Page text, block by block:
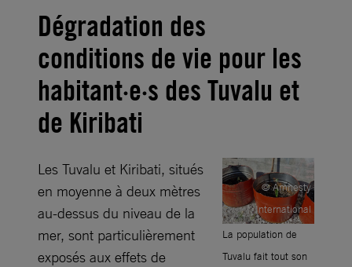
Dégradation des
conditions de vie pour les
habitant·e·s des Tuvalu et
de Kiribati
Les Tuvalu et Kiribati, situés
en moyenne à deux mètres
au-dessus du niveau de la
mer, sont particulièrement
exposés aux effets de
© Amnesty
International
La population de
Tuvalu fait tout son